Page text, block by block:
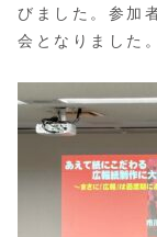
びました。参加
会となりました。